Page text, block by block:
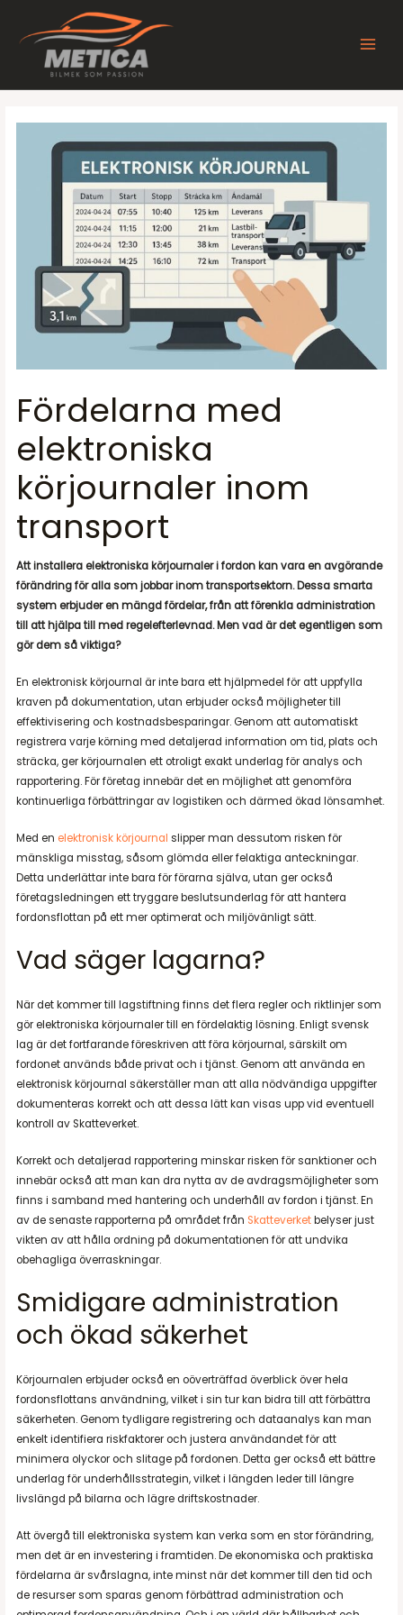
Fördelarna med
elektroniska
körjournaler inom
transport
Att installera elektroniska körjournaler i fordon kan vara en avgörande
förändring för alla som jobbar inom transportsektorn. Dessa smarta
system erbjuder en mängd fördelar, från att förenkla administration
till att hjälpa till med regelefterlevnad. Men vad är det egentligen som
gör dem så viktiga?
En elektronisk körjournal är inte bara ett hjälpmedel för att uppfylla
kraven på dokumentation, utan erbjuder också möjligheter till
effektivisering och kostnadsbesparingar. Genom att automatiskt
registrera varje körning med detaljerad information om tid, plats och
sträcka, ger körjournalen ett otroligt exakt underlag för analys och
rapportering. För företag innebär det en möjlighet att genomföra
kontinuerliga förbättringar av logistiken och därmed ökad lönsamhet.
Med en elektronisk körjournal slipper man dessutom risken för
mänskliga misstag, såsom glömda eller felaktiga anteckningar.
Detta underlättar inte bara för förarna själva, utan ger också
företagsledningen ett tryggare beslutsunderlag för att hantera
fordonsflottan på ett mer optimerat och miljövänligt sätt.
Vad säger lagarna?
När det kommer till lagstiftning finns det flera regler och riktlinjer som
gör elektroniska körjournaler till en fördelaktig lösning. Enligt svensk
lag är det fortfarande föreskriven att föra körjournal, särskilt om
fordonet används både privat och i tjänst. Genom att använda en
elektronisk körjournal säkerställer man att alla nödvändiga uppgifter
dokumenteras korrekt och att dessa lätt kan visas upp vid eventuell
kontroll av Skatteverket.
Korrekt och detaljerad rapportering minskar risken för sanktioner och
innebär också att man kan dra nytta av de avdragsmöjligheter som
finns i samband med hantering och underhåll av fordon i tjänst. En
av de senaste rapporterna på området från Skatteverketbelyser just
vikten av att hålla ordning på dokumentationen för att undvika
obehagliga överraskningar.
Smidigare administration
och ökad säkerhet
Körjournalen erbjuder också en oöverträffad överblick över hela
fordonsflottans användning, vilket i sin tur kan bidra till att förbättra
säkerheten. Genom tydligare registrering och dataanalys kan man
enkelt identifiera riskfaktorer och justera användandet för att
minimera olyckor och slitage på fordonen. Detta ger också ett bättre
underlag för underhållsstrategin, vilket i längden leder till längre
livslängd på bilarna och lägre driftskostnader.
Att övergå till elektroniska system kan verka som en stor förändring,
men det är en investering i framtiden. De ekonomiska och praktiska
fördelarna är svårslagna, inte minst när det kommer till den tid och
de resurser som sparas genom förbättrad administration och